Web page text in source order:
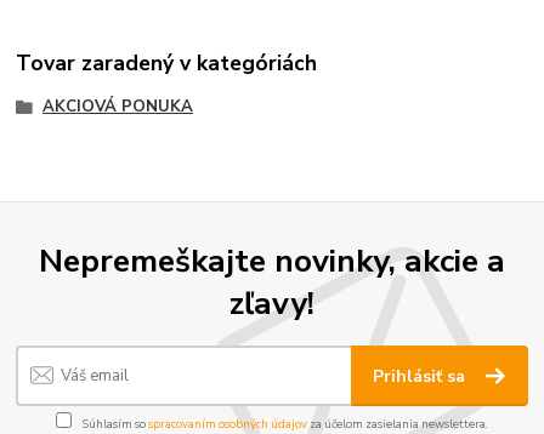
Tovar zaradený v kategóriách
AKCIOVÁ PONUKA
Nepremeškajte novinky, akcie a
zľavy!
Prihlásiť sa
Súhlasím sospracovaním osobných údajov za účelom zasielania newslettera.